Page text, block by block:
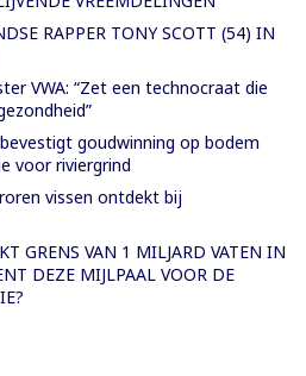
RAPPER TONY SCOTT (54) IN
VWA: “Zet een technocraat die
goudwinning op bodem
voor riviergrind
vissen ontdekt bij
GRENS VAN 1 MILJARD VATEN IN
DEZE MIJLPAAL VOOR DE